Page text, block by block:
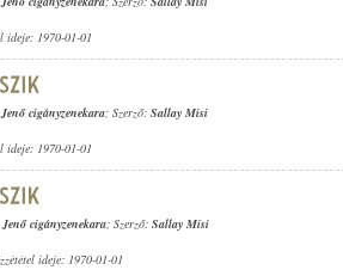
ideje: 1970-01-01
cigányzenekara; Szerző: Sallay Misi
ideje: 1970-01-01
cigányzenekara; Szerző: Sallay Misi
ideje: 1970-01-01